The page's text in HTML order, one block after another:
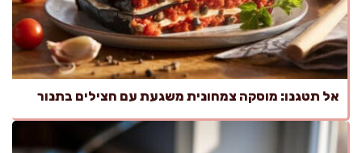
אל תטגנו: מוסקה צמחונית משגעת עם חצילים בתנור